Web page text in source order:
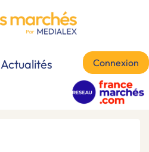
Actualités Connexion